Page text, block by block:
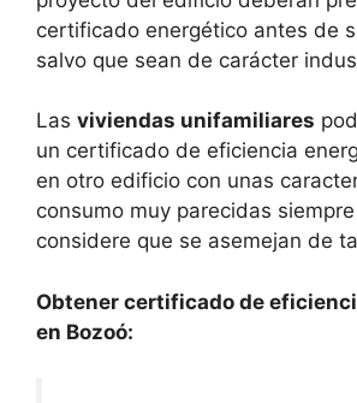
certificado energético antes de
salvo que sean de carácter
Las viviendas unifamiliares
un certificado de eficiencia
en otro edificio con unas
consumo muy parecidas
considere que se asemejan de
Obtener certificado de
en Bozoó: